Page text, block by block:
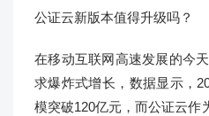
公证云新版本值得升级吗？
在移动互联网高速发展的今
求爆炸式增长，数据显示，
模突破120亿元，而公证云作